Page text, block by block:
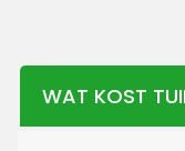
WAT KOST